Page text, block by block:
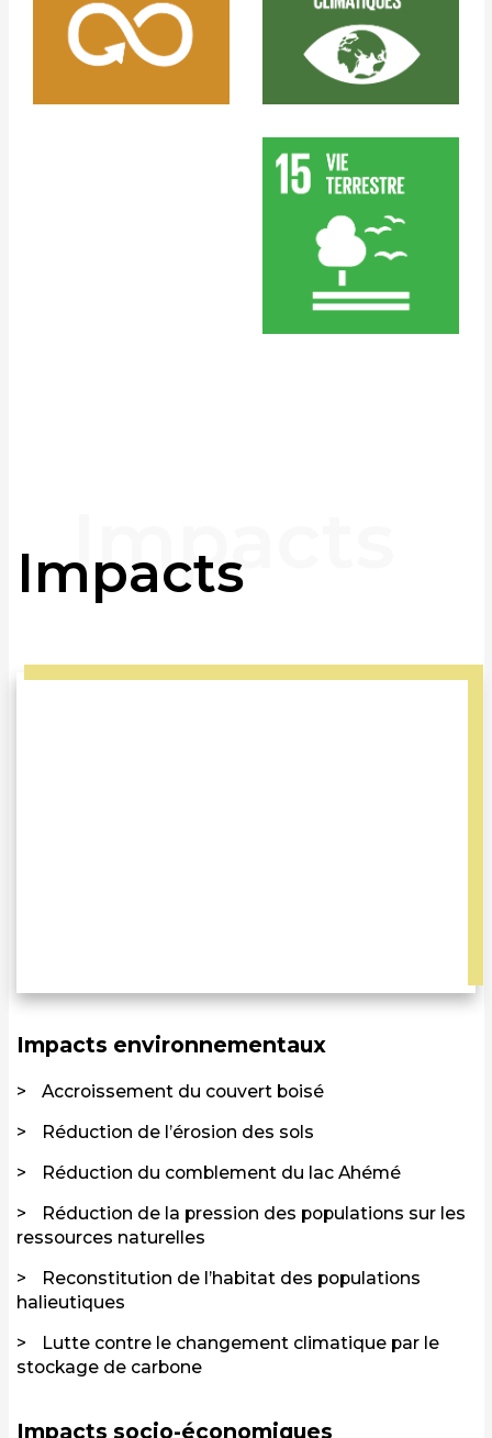
Impacts
Impacts environnementaux
Accroissement du couvert boisé
Réduction de l’érosion des sols
Réduction du comblement du lac Ahémé
Réduction de la pression des populations sur les
ressources naturelles
Reconstitution de l’habitat des populations
halieutiques
Lutte contre le changement climatique par le
stockage de carbone
Impacts socio-économiques